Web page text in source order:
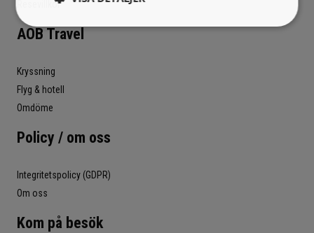
Resevillkor
AOB Travel
Kryssning
Flyg & hotell
Omdöme
Policy / om oss
Integritetspolicy (GDPR)
Om oss
Kom på besök